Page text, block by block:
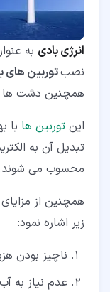
انرژی بادی به
نصبتوربین های
همچنین دشت ها
این توربین ها با
تبدیل آن به
محسوب می
همچنین از
زیر اشاره نمود:
ناچیز بودن
عدم نیاز به